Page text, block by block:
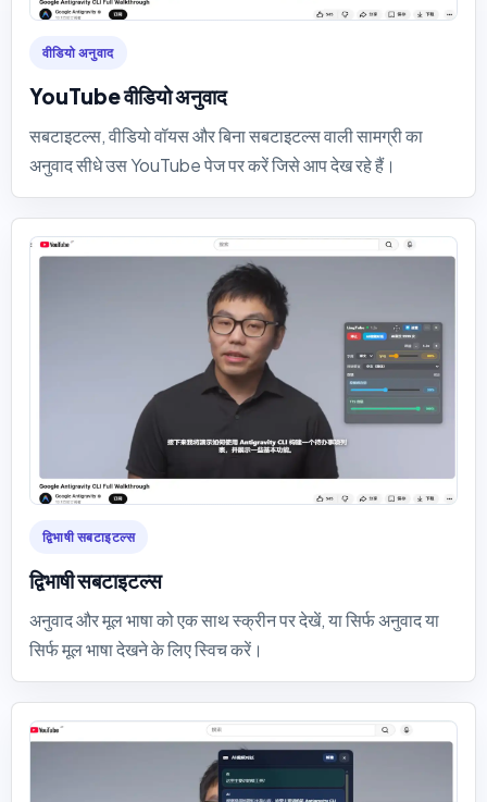
वीडियो अनुवाद
YouTube वीडियो अनुवाद
सबटाइटल्स, वीडियो वॉयस और बिना सबटाइटल्स वाली सामग्री का
अनुवाद सीधे उस YouTube पेज पर करें जिसे आप देख रहे हैं।
द्विभाषी सबटाइटल्स
द्विभाषी सबटाइटल्स
अनुवाद और मूल भाषा को एक साथ स्क्रीन पर देखें, या सिर्फ अनुवाद या
सिर्फ मूल भाषा देखने के लिए स्विच करें।